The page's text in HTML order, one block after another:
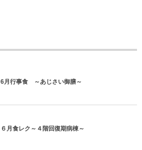
6月行事食 ～あじさい御膳～
６月食レク～４階回復期病棟～